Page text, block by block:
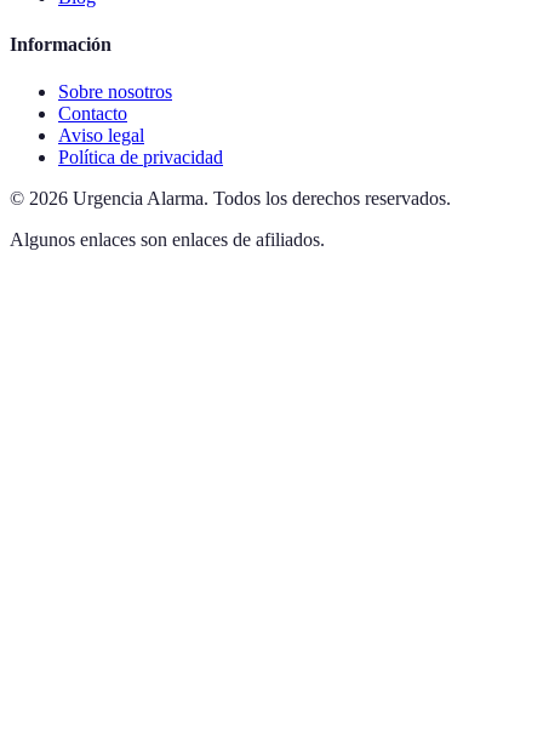
Información
Sobre nosotros
Contacto
Aviso legal
Política de privacidad
© 2026 Urgencia Alarma. Todos los derechos reservados.
Algunos enlaces son enlaces de afiliados.